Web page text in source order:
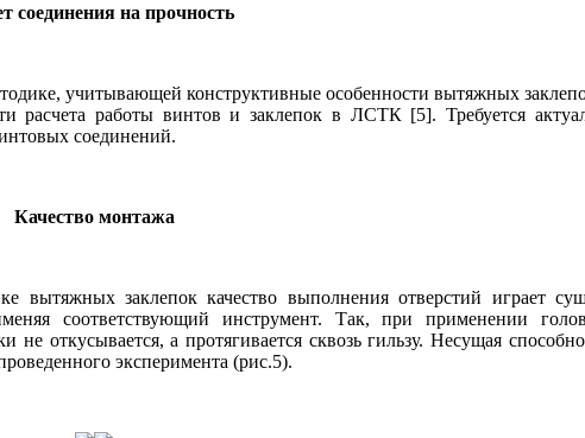
соединения на прочность
учитывающей конструктивные особенности вытяжных
работы винтов и заклепок в ЛСТК [5]. Требуется
соединений.
Качество монтажа
заклепок качество выполнения отверстий играет
соответствующий инструмент. Так, при применении
откусывается, а протягивается сквозь гильзу. Несущая
эксперимента (рис.5).